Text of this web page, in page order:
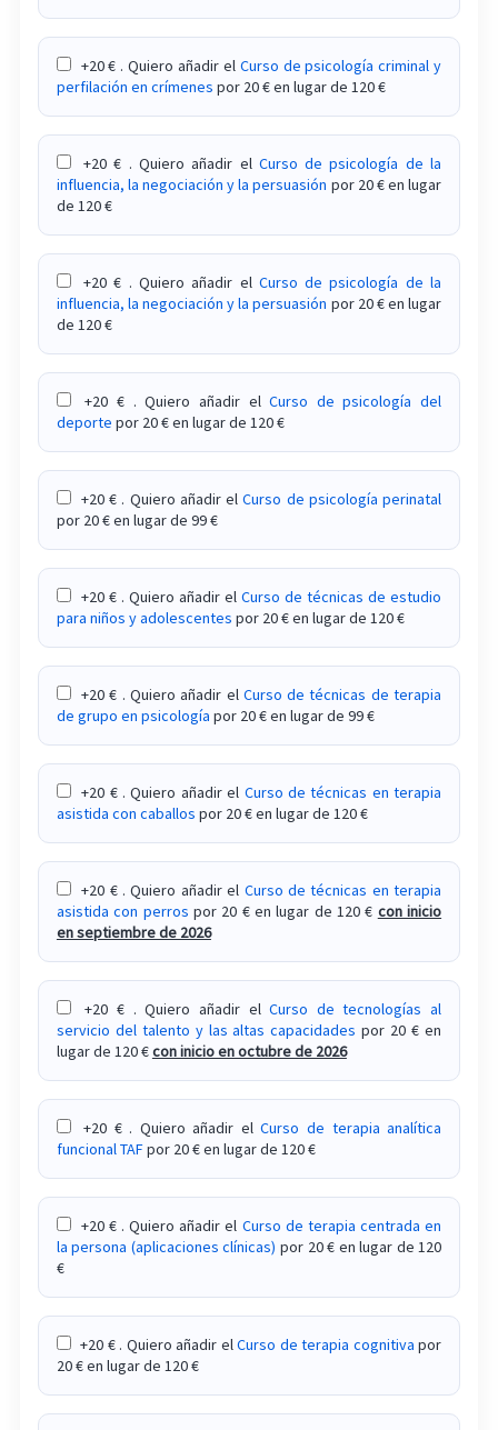
Curso sobre neuropsicología aplicada a la tercera
edad
Curso sobre neuropsicología forense
Curso sobre neuropsicología infantojuvenil
Curso sobre personas altamente sensibles (PAS)
Curso sobre prevención e intervención en la
conducta suicida
Curso sobre prevención y solución de problemas
Curso sobre psicofarmacología
Curso sobre psicología y transexualidad
Curso sobre relaciones de pareja: la influencia de
la propia infancia.
Curso sobre sexología desde la medicina y la
farmacología
Curso sobre sexualidad en la diversidad funcional
Curso sobre terapia centrada en la compasión
Curso sobre terapia de aceptación y compromiso
ACT
Curso sobre terapia para encontrar y mantener
una pareja
Curso sobre test proyectivos: procedimiento y
Curso sobre trastorno bipolar
Curso sobre trastornos psicóticos
Evaluación e intervención de la función cognitiva
para un envejecimiento saludable
Reducción de las adicciones desde las empresas
para sus trabajadores
+20 € . Quiero añadir el Curso de psicología criminal y
perfilación en crímenes por 20 € en lugar de 120 €
+20 € . Quiero añadir el Curso de psicología de la
influencia, la negociación y la persuasión por 20 € en lugar
de 120 €
+20 € . Quiero añadir el Curso de psicología de la
influencia, la negociación y la persuasión por 20 € en lugar
de 120 €
+20 € . Quiero añadir elCurso de psicología del
deporte por 20 € en lugar de 120 €
+20 € . Quiero añadir elCurso de psicología perinatal
por 20 € en lugar de 99 €
+20 € . Quiero añadir el Curso de técnicas de estudio
para niños y adolescentes por 20 € en lugar de 120 €
+20 € . Quiero añadir el Curso de técnicas de terapia
de grupo en psicología por 20 € en lugar de 99 €
+20 € . Quiero añadir el Curso de técnicas en terapia
asistida con caballos por 20 € en lugar de 120 €
+20 € . Quiero añadir el Curso de técnicas en terapia
asistida con perros por 20 € en lugar de 120 € con inicio
en septiembre de 2026
+20 € . Quiero añadir elCurso de tecnologías al
servicio del talento y las altas capacidades por 20 € en
lugar de 120 €con inicio en octubre de 2026
+20 € . Quiero añadir elCurso de terapia analítica
funcional TAFpor 20 € en lugar de 120 €
+20 € . Quiero añadir el Curso de terapia centrada en
la persona (aplicaciones clínicas) por 20 € en lugar de 120
€
+20 € . Quiero añadir elCurso de terapia cognitiva por
20 € en lugar de 120 €